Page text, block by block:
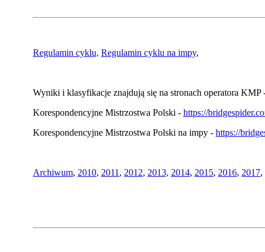
Regulamin cyklu, Regulamin cyklu na impy,
Wyniki i klasyfikacje znajdują się na stronach operatora KMP
Korespondencyjne Mistrzostwa Polski - https://
Korespondencyjne Mistrzostwa Polski na impy - https://
Archiwum, 2010, 2011 , 2012, 2013, 2014, 2015, 2016, 2017,